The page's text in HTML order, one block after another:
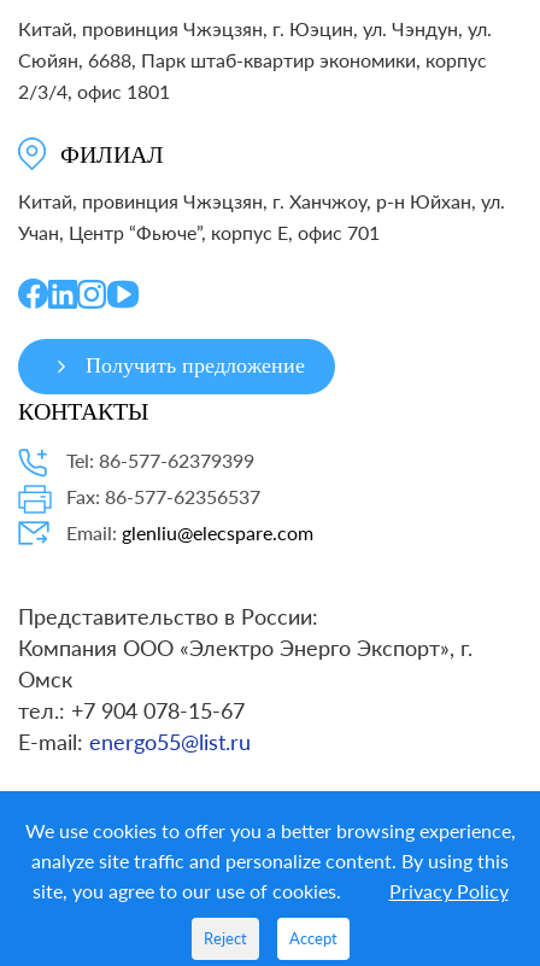
Китай, провинция Чжэцзян, г. Юэцин, ул. Чэндун, ул.
Сюйян, 6688, Парк штаб-квартир экономики, корпус
2/3/4, офис 1801
ФИЛИАЛ
Китай, провинция Чжэцзян, г. Ханчжоу, р-н Юйхан, ул.
Учан, Центр “Фьюче”, корпус E, офис 701
Получить предложение
КОНТАКТЫ
Tel: 86-577-62379399
Fax: 86-577-62356537
Email: glenliu@elecspare.com
Представительство в России:
Компания ООО «Электро Энерго Экспорт», г.
Омск
тел.: +7 904 078-15-67
E-mail: energo55@list.ru
Copyright ©LIYOND ELECTRIC CO. LTD.
All Rights
ELECSPARE
We use cookies to offer you a better browsing experience,
analyze site traffic and personalize content. By using this
site, you agree to our use of cookies. Privacy Policy
Reject Accept